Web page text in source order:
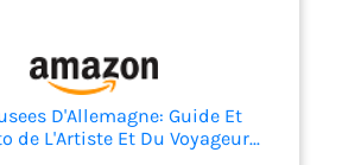
D'Allemagne: Guide Et
de L'Artiste Et Du Voyageur...